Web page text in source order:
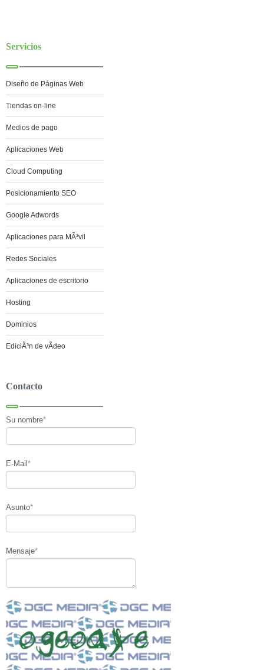
Servicios
Diseño de Páginas Web
Tiendas on-line
Medios de pago
Aplicaciones Web
Cloud Computing
Posicionamiento SEO
Google Adwords
Aplicaciones para MÃ³vil
Redes Sociales
Aplicaciones de escritorio
Hosting
Dominios
EdiciÃ³n de vÃ­deo
Contacto
Su nombre*
E-Mail *
Asunto*
Mensaje*